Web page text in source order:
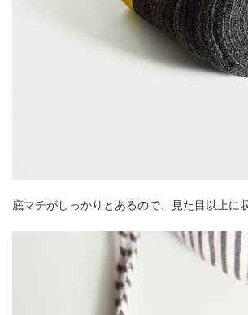
底マチがしっかりとあるので、見た目以上に